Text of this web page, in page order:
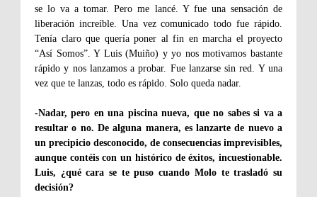
se lo va a tomar. Pero me lancé. Y fue una sensación de
liberación increíble. Una vez comunicado todo fue rápido.
Tenía claro que quería poner al fin en marcha el proyecto
“Así Somos”. Y Luis (Muiño) y yo nos motivamos bastante
rápido y nos lanzamos a probar. Fue lanzarse sin red. Y una
vez que te lanzas, todo es rápido. Solo queda nadar.
-Nadar, pero en una piscina nueva, que no sabes si va a
resultar o no. De alguna manera, es lanzarte de nuevo a
un precipicio desconocido, de consecuencias imprevisibles,
aunque contéis con un histórico de éxitos, incuestionable.
Luis, ¿qué cara se te puso cuando Molo te trasladó su
decisión?